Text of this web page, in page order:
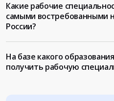
Какие рабочие
самыми востребованными
России?
На базе какого
получить рабочую